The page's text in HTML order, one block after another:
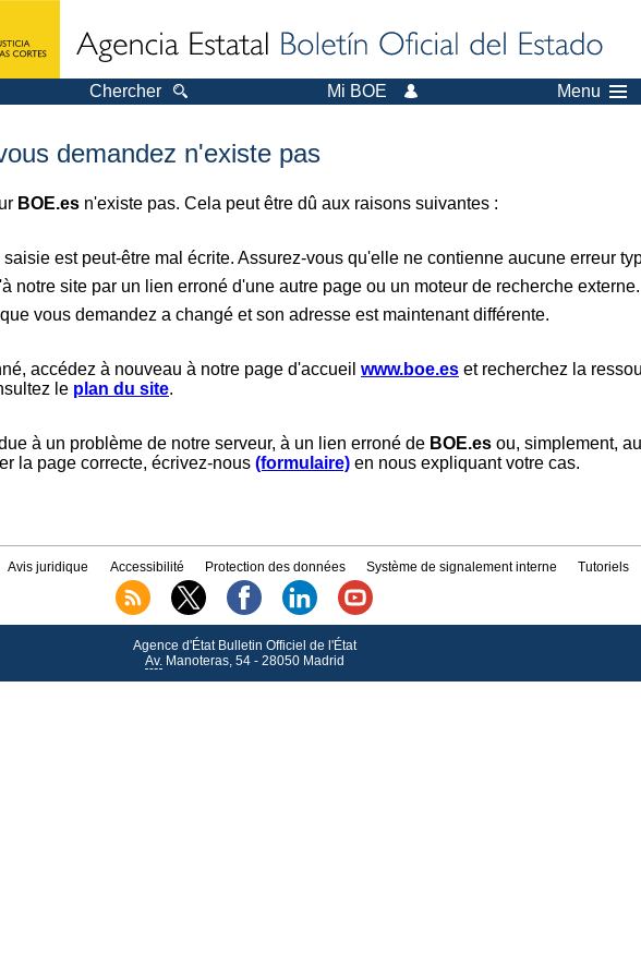
Chercher Mi BOE Menu
demandez n'existe pas
BOE.es n'existe pas. Cela peut être dû aux raisons suivantes :
est peut-être mal écrite. Assurez-vous qu'elle ne contienne aucune erreur
notre site par un lien erroné d'une autre page ou un moteur de recherche externe.
vous demandez a changé et son adresse est maintenant différente.
accédez à nouveau à notre page d'accueil www.boe.es et recherchez la
le plan du site.
à un problème de notre serveur, à un lien erroné de BOE.es ou, simplement,
la page correcte, écrivez-nous (formulaire) en nous expliquant votre cas.
Avis juridique Accessibilité Protection des données Système de signalement interne Tutoriels
Agence d'État Bulletin Officiel de l'État
Av.Manoteras, 54 - 28050 Madrid